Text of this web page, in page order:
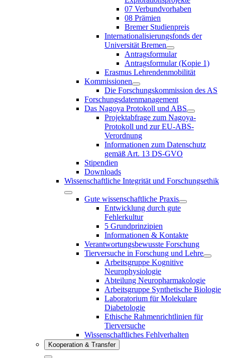
07 Verbundvorhaben
08 Prämien
Bremer Studienpreis
Internationalisierungsfonds der
Universität Bremen
Antragsformular
Antragsformular (Kopie 1)
Erasmus Lehrendenmobilität
Kommissionen
Die Forschungskommission des AS
Forschungsdatenmanagement
Das Nagoya Protokoll und ABS
Projektabfrage zum Nagoya-
Protokoll und zur EU-ABS-
Verordnung
Informationen zum Datenschutz
gemäß Art. 13 DS-GVO
Stipendien
Downloads
Wissenschaftliche Integrität und Forschungsethik
Gute wissenschaftliche Praxis
Entwicklung durch gute
Fehlerkultur
5 Grundprinzipien
Informationen & Kontakte
Verantwortungsbewusste Forschung
Tierversuche in Forschung und Lehre
Arbeitsgruppe Kognitive
Neurophysiologie
Abteilung Neuropharmakologie
Arbeitsgruppe Synthetische Biologie
Laboratorium für Molekulare
Diabetologie
Ethische Rahmenrichtlinien für
Tierversuche
Wissenschaftliches Fehlverhalten
Kooperation & Transfer